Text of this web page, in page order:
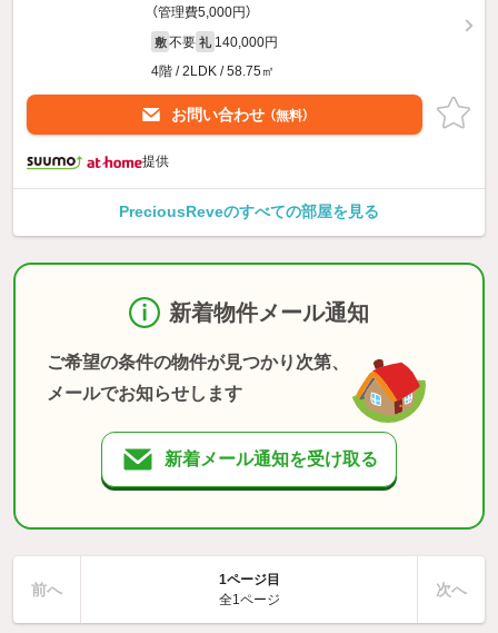
（管理費5,000円）
敷 不要 礼 140,000円
4階 / 2LDK / 58.75㎡
お問い合わせ （無料）
提供
PreciousReveのすべての部屋を見る
新着物件メール通知
ご希望の条件の物件が見つかり次第、
メールでお知らせします
新着メール通知を受け取る
前へ
1ページ目
全1ページ
次へ